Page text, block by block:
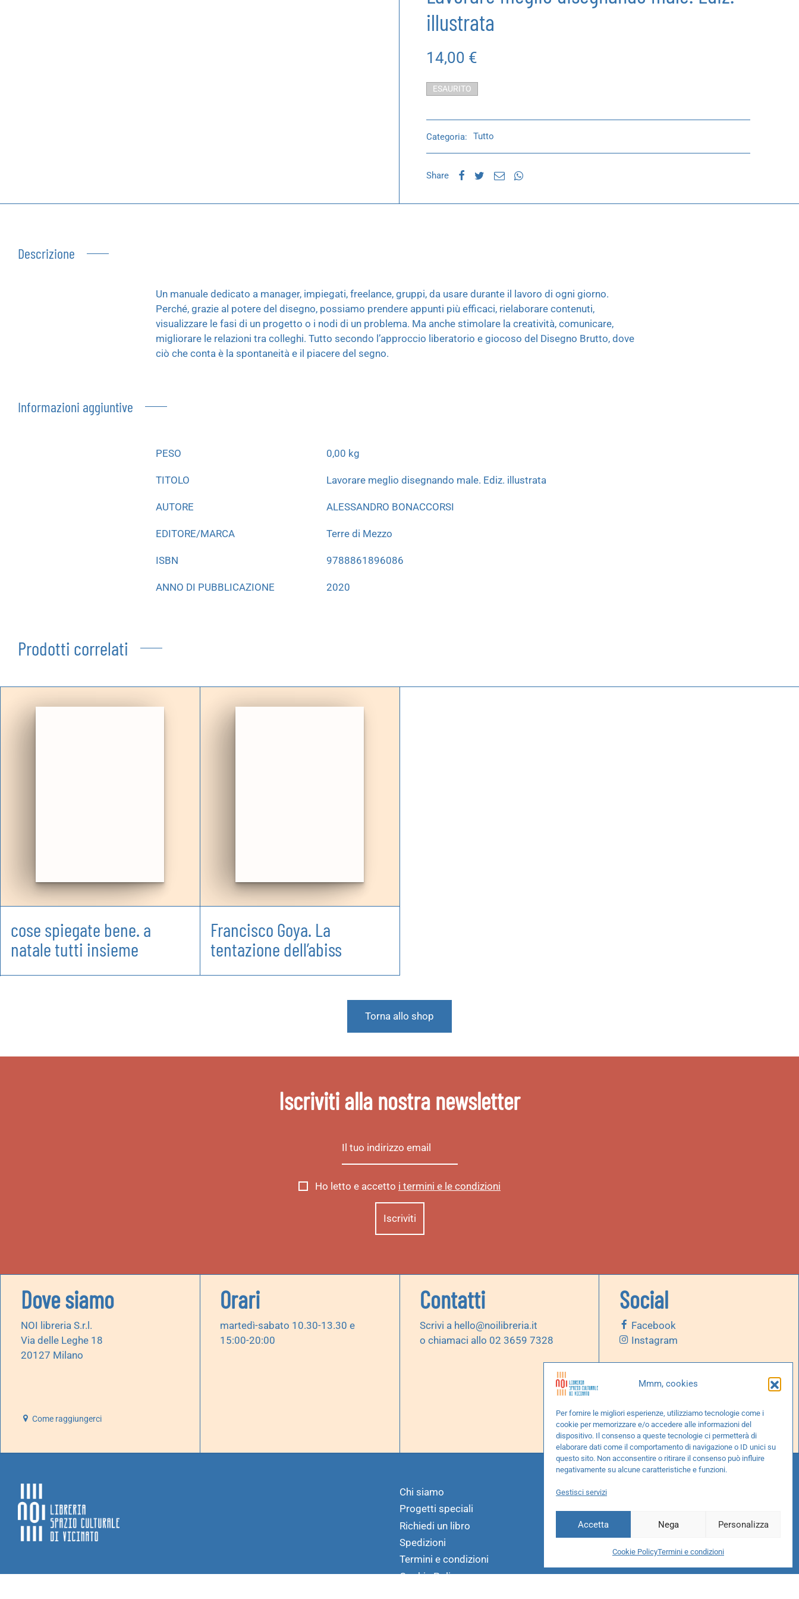
Mmm, cookies
Per fornire le migliori esperienze, utilizziamo tecnologie come i
cookie per memorizzare e/o accedere alle informazioni del
dispositivo. Il consenso a queste tecnologie ci permetterà di
elaborare dati come il comportamento di navigazione o ID unici su
questo sito. Non acconsentire o ritirare il consenso può influire
negativamente su alcune caratteristiche e funzioni.
Gestisci servizi
Accetta Nega Personalizza
Cookie PolicyTermini e condizioni
illustrata
14,00 €
ESAURITO
Categoria: Tutto
Share
Descrizione
Un manuale dedicato a manager, impiegati, freelance, gruppi, da usare durante il lavoro di ogni giorno.
Perché, grazie al potere del disegno, possiamo prendere appunti più efficaci, rielaborare contenuti,
visualizzare le fasi di un progetto o i nodi di un problema. Ma anche stimolare la creatività, comunicare,
migliorare le relazioni tra colleghi. Tutto secondo l’approccio liberatorio e giocoso del Disegno Brutto, dove
ciò che conta è la spontaneità e il piacere del segno.
Informazioni aggiuntive
PESO 0,00 kg
TITOLO Lavorare meglio disegnando male. Ediz. illustrata
AUTORE ALESSANDRO BONACCORSI
EDITORE/MARCA Terre di Mezzo
ISBN 9788861896086
ANNO DI PUBBLICAZIONE 2020
Prodotti correlati
cose spiegate bene. a
natale tutti insieme
Francisco Goya. La
tentazione dell’abiss
Torna allo shop
Iscriviti alla nostra newsletter
Ho letto e accetto i termini e le condizioni
Dove siamo
NOI libreria S.r.l.
Via delle Leghe 18
20127 Milano
Come raggiungerci
Orari
martedì-sabato 10.30-13.30 e
15:00-20:00
Contatti
Scrivi a hello@noilibreria.it
o chiamaci allo 02 3659 7328
Social
Facebook
Instagram
Chi siamo
Progetti speciali
Richiedi un libro
Spedizioni
Termini e condizioni
Cookie Policy